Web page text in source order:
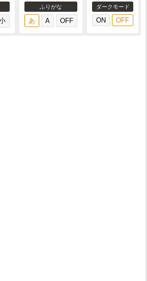
ふりがな ダークモード